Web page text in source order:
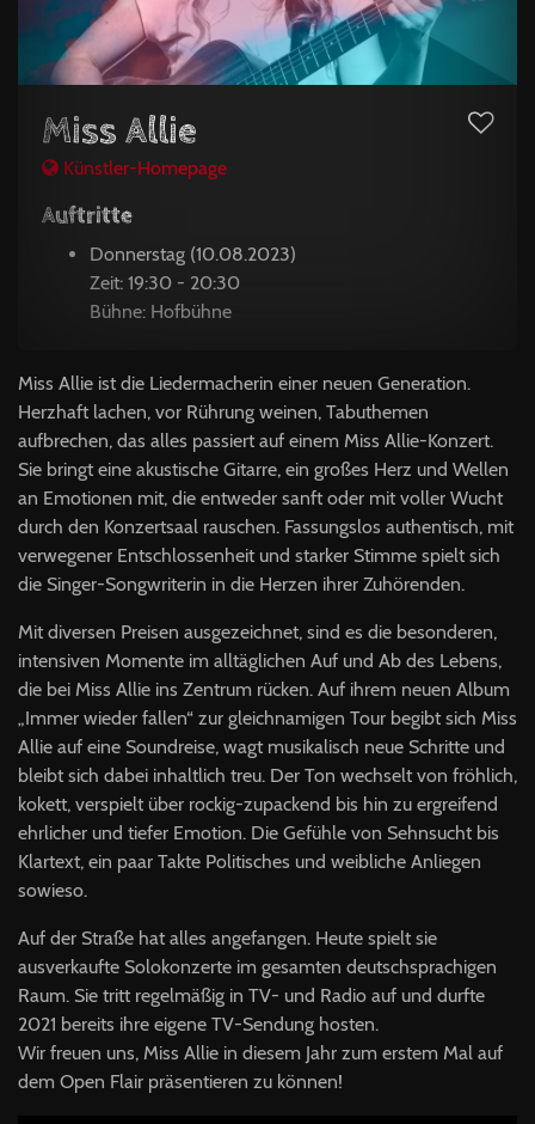
Miss Allie
Künstler-Homepage
Auftritte
Donnerstag (10.08.2023)
Zeit: 19:30 - 20:30
Bühne: Hofbühne
Miss Allie ist die Liedermacherin einer neuen Generation.
Herzhaft lachen, vor Rührung weinen, Tabuthemen
aufbrechen, das alles passiert auf einem Miss Allie-Konzert.
Sie bringt eine akustische Gitarre, ein großes Herz und Wellen
an Emotionen mit, die entweder sanft oder mit voller Wucht
durch den Konzertsaal rauschen. Fassungslos authentisch, mit
verwegener Entschlossenheit und starker Stimme spielt sich
die Singer-Songwriterin in die Herzen ihrer Zuhörenden.
Mit diversen Preisen ausgezeichnet, sind es die besonderen,
intensiven Momente im alltäglichen Auf und Ab des Lebens,
die bei Miss Allie ins Zentrum rücken. Auf ihrem neuen Album
„Immer wieder fallen“ zur gleichnamigen Tour begibt sich Miss
Allie auf eine Soundreise, wagt musikalisch neue Schritte und
bleibt sich dabei inhaltlich treu. Der Ton wechselt von fröhlich,
kokett, verspielt über rockig-zupackend bis hin zu ergreifend
ehrlicher und tiefer Emotion. Die Gefühle von Sehnsucht bis
Klartext, ein paar Takte Politisches und weibliche Anliegen
sowieso.
Auf der Straße hat alles angefangen. Heute spielt sie
ausverkaufte Solokonzerte im gesamten deutschsprachigen
Raum. Sie tritt regelmäßig in TV- und Radio auf und durfte
2021 bereits ihre eigene TV-Sendung hosten.
Wir freuen uns, Miss Allie in diesem Jahr zum erstem Mal auf
dem Open Flair präsentieren zu können!